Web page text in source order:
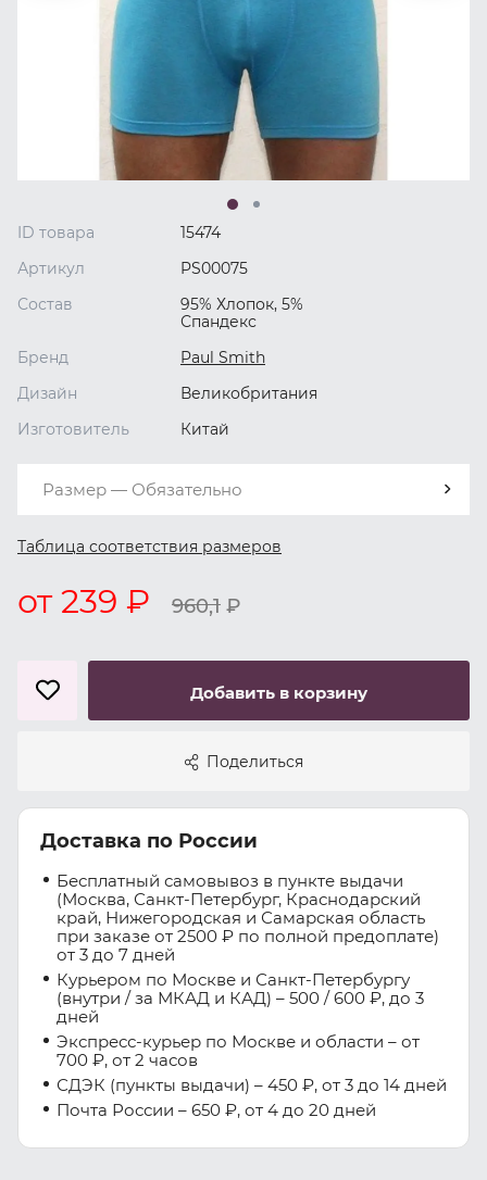
ID товара
15474
Артикул
PS00075
Состав
95% Хлопок, 5%
Спандекс
Бренд
Paul Smith
Дизайн
Великобритания
Изготовитель
Китай
Размер — Обязательно
Таблица соответствия размеров
от 239 ₽ 960,1 ₽
Добавить в корзину
Поделиться
Доставка по России
Бесплатный самовывоз в пункте выдачи
(Москва, Санкт-Петербург, Краснодарский
край, Нижегородская и Самарская область
при заказе от 2500 ₽ по полной предоплате)
от 3 до 7 дней
Курьером по Москве и Санкт-Петербургу
(внутри / за МКАД и КАД) – 500 / 600 ₽, до 3
дней
Экспресс-курьер по Москве и области – от
700 ₽, от 2 часов
СДЭК (пункты выдачи) – 450 ₽, от 3 до 14 дней
Почта России – 650 ₽, от 4 до 20 дней